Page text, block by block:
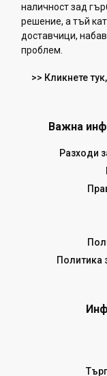
наличност зад
решение, а тъй
доставчици,
проблем.
>> Кликнете
Важна
Разходи
Политика